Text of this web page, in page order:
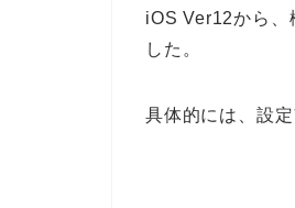
iOS Ver12から、
した。
具体的には、設